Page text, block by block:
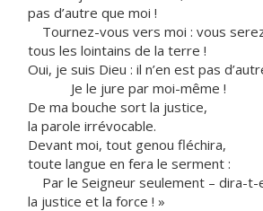
pas d’autre que moi !
Tournez-vous vers moi : vous
tous les lointains de la terre !
Oui, je suis Dieu : il n’en est pas
Je le jure par moi-même !
De ma bouche sort la justice,
la parole irrévocable.
Devant moi, tout genou fléchira,
toute langue en fera le serment :
Par le Seigneur seulement – dira-t-
la justice et la force ! »